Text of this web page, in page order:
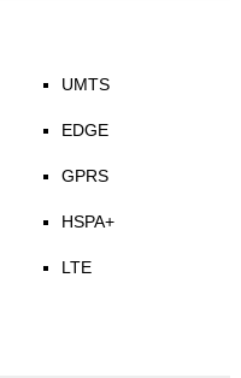
UMTS
EDGE
GPRS
HSPA+
LTE